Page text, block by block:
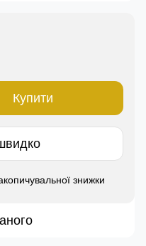
Купити
знижки